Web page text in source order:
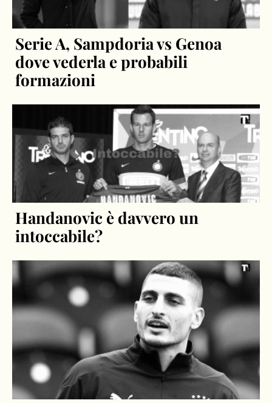
Serie A, Sampdoria vs Genoa
dove vederla e probabili
formazioni
Handanovic è davvero un
intoccabile?